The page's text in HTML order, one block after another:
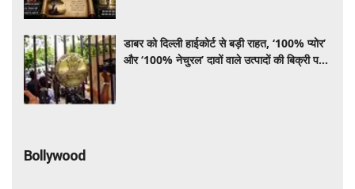
डाबर को दिल्ली हाईकोर्ट से बड़ी राहत, ‘100% प्योर’
और ‘100% नेचुरल’ दावों वाले उत्पादों की बिक्री पर
Bollywood